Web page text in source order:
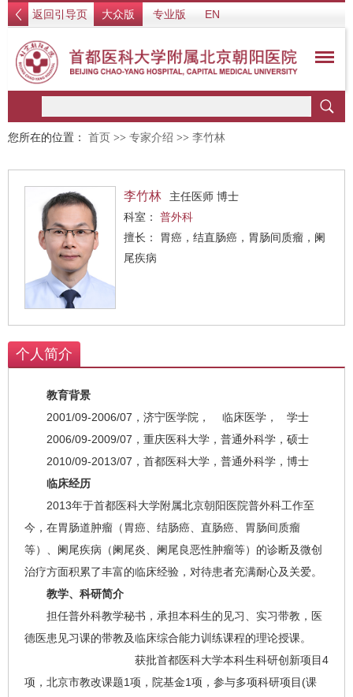
返回引导页 大众版 专业版 EN
您所在的位置： 首页 >> 专家介绍 >> 李竹林
李竹林
主任医师 博士
科室： 普外科
擅长： 胃癌，结直肠癌，胃肠间质瘤，阑
尾疾病
个人简介
教育背景
2001/09-2006/07，济宁医学院， 临床医学， 学士
2006/09-2009/07，重庆医科大学，普通外科学，硕士
2010/09-2013/07，首都医科大学，普通外科学，博士
临床经历
2013年于首都医科大学附属北京朝阳医院普外科工作至
今，在胃肠道肿瘤（胃癌、结肠癌、直肠癌、胃肠间质瘤
等）、阑尾疾病（阑尾炎、阑尾良恶性肿瘤等）的诊断及微创
治疗方面积累了丰富的临床经验，对待患者充满耐心及关爱。
教学、科研简介
担任普外科教学秘书，承担本科生的见习、实习带教，医
德医患见习课的带教及临床综合能力训练课程的理论授课。
获批首都医科大学本科生科研创新项目4
项，北京市教改课题1项，院基金1项，参与多项科研项目(课